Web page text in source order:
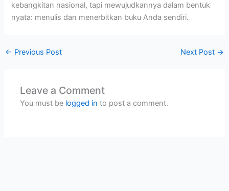
kebangkitan nasional, tapi mewujudkannya dalam bentuk
nyata: menulis dan menerbitkan buku Anda sendiri.
← Previous Post Next Post →
Leave a Comment
You must be logged in to post a comment.